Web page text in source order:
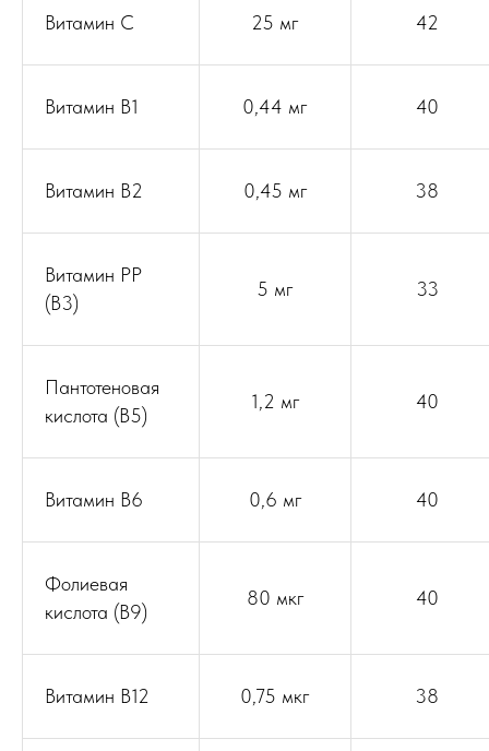
Витамин С 25 мг 42
Витамин В1 0,44 мг 40
Витамин В2 0,45 мг 38
Витамин РР
(B3)
5 мг 33
Пантотеновая
кислота (В5)
1,2 мг 40
Витамин В6 0,6 мг 40
Фолиевая
кислота (B9)
80 мкг 40
Витамин В12 0,75 мкг 38